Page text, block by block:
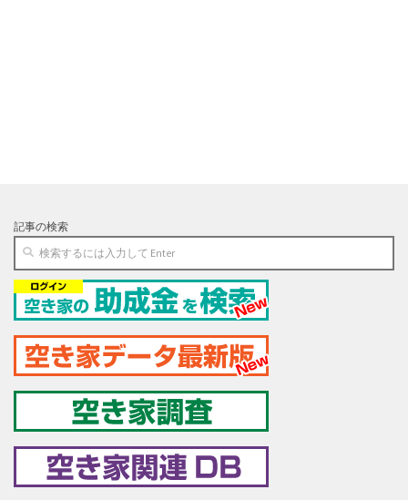
記事の検索